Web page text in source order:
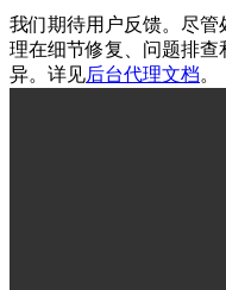
我们期待用户反馈。尽
理在细节修复、问题排查
异。详见后台代理文档。